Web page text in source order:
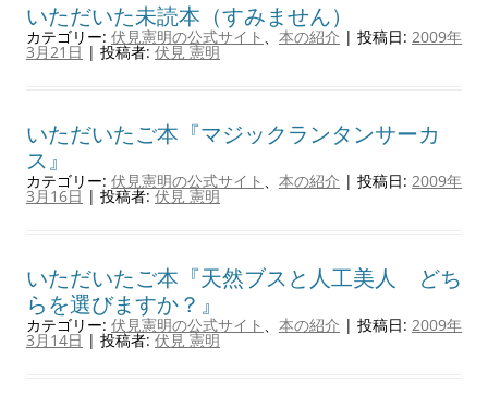
いただいた未読本（すみません）
カテゴリー: 伏見憲明の公式サイト 、 本の紹介 | 投稿日: 2009年
3月21日 | 投稿者:伏見 憲明
いただいたご本『マジックランタンサーカ
ス』
カテゴリー: 伏見憲明の公式サイト 、 本の紹介 | 投稿日: 2009年
3月16日 | 投稿者:伏見 憲明
いただいたご本『天然ブスと人工美人 どち
らを選びますか？』
カテゴリー: 伏見憲明の公式サイト 、 本の紹介 | 投稿日: 2009年
3月14日 | 投稿者:伏見 憲明